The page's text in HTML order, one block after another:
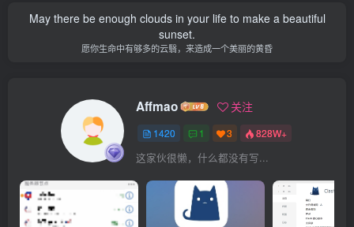
May there be enough clouds in your life to make a beautiful
sunset.
愿你生命中有够多的云翳，来造成一个美丽的黄昏
Affmao 关注
1420 1 3 828W+
这家伙很懒，什么都没有写...